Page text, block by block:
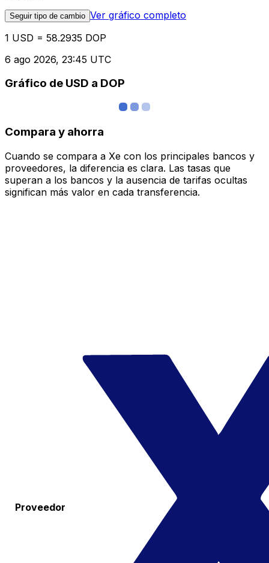
Seguir tipo de cambio Ver gráfico completo
1 USD = 58.2935 DOP
6 ago 2026, 23:45 UTC
Gráfico de USD a DOP
Compara y ahorra
Cuando se compara a Xe con los principales bancos y
proveedores, la diferencia es clara. Las tasas que
superan a los bancos y la ausencia de tarifas ocultas
significan más valor en cada transferencia.
Proveedor